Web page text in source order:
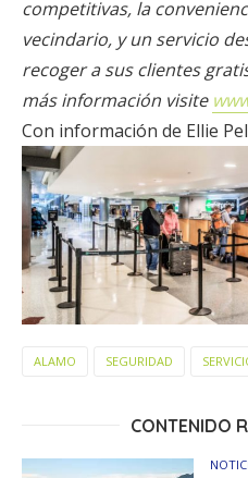
competitivas, la
vecindario, y un servicio
recoger a sus clientes
más información visite
Con información de Ellie
ALAMO SEGURIDAD
CONTENIDO